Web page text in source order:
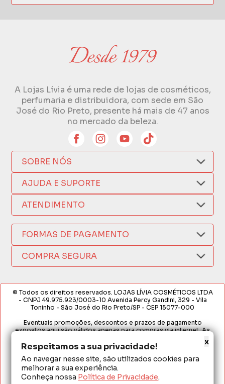
Respeitamos a sua privacidade!
Ao navegar nesse site, são utilizados cookies para
melhorar a sua experiência.
Conheça nossa Política de Privacidade.
x
A Lojas Lívia é uma rede de lojas de cosméticos,
perfumaria e distribuidora, com sede em São
José do Rio Preto, presente há mais de 47 anos
no mercado da beleza.
SOBRE NÓS
Quem Somos
Compra Segura
Como Comprar
Nossas Lojas
Política de Privacidade
AJUDA E SUPORTE
Nosso Aplicativo
Trocas e Devoluções
Formas de Pagamento
Fretes e Entregas
Fabricantes
Termos de Compra e Venda
ATENDIMENTO
(17) 3209-9595
sacweb@lojaslivia.com.br
FORMAS DE PAGAMENTO
COMPRA SEGURA
© Todos os direitos reservados. LOJAS LÍVIA COSMÉTICOS LTDA
- CNPJ 49.975.923/0003-10 Avenida Percy Gandini, 329 - Vila
Toninho - São José do Rio Preto/SP - CEP 15077-000
Eventuais promoções, descontos e prazos de pagamento
expostos aqui são válidos apenas para compras via internet. As
Loja. É proibida a utilização total ou parcial sem nossa autorização.
Em caso de divergência de preços no site, o valor válido é o do
Carrinho de Compras. Preços e condições de pagamento
exclusivos para compras via internet. Ofertas válidas até o